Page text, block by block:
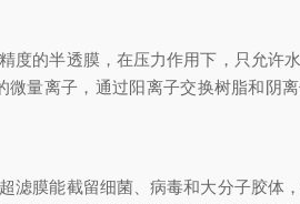
的半透膜，在压力作用下，只允许
量离子，通过阳离子交换树脂和阴
膜能截留细菌、病毒和大分子胶体